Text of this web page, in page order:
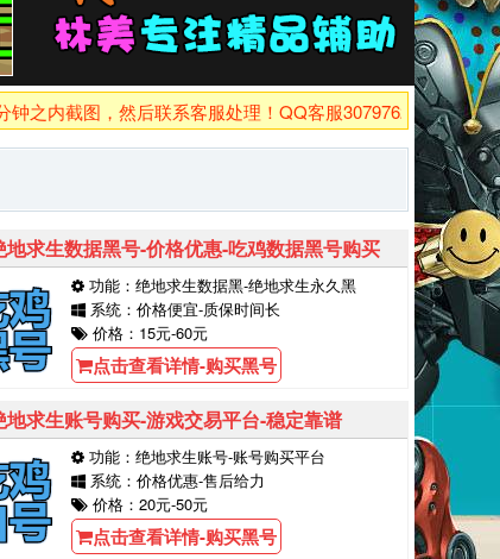
内截图，然后联系客服处理！QQ客服3079762926！
地求生数据黑号-价格优惠-吃鸡数据黑号购买
功能：绝地求生数据黑-绝地求生永久黑
系统：价格便宜-质保时间长
价格：15元-60元
点击查看详情-购买黑号
地求生账号购买-游戏交易平台-稳定靠谱
功能：绝地求生账号-账号购买平台
系统：价格优惠-售后给力
价格：20元-50元
点击查看详情-购买黑号